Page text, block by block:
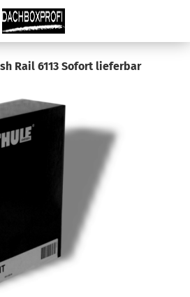
Rail 6113 Sofort lieferbar